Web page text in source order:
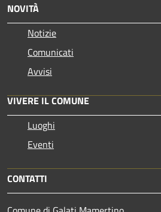
NOVITÀ
Notizie
Comunicati
Avvisi
VIVERE IL COMUNE
Luoghi
Eventi
CONTATTI